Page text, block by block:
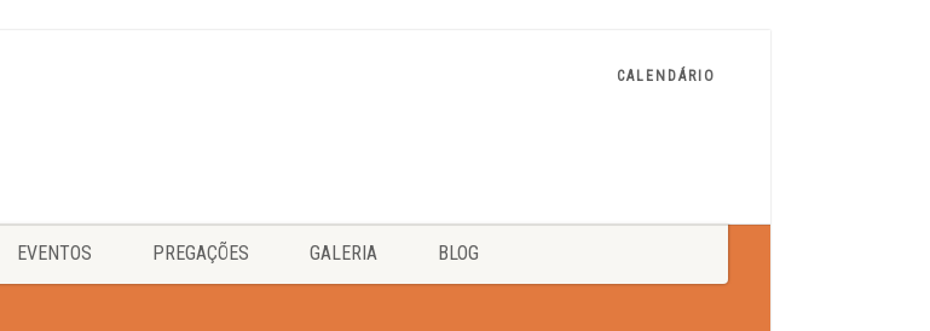
CALENDÁRIO
EVENTOS PREGAÇÕES GALERIA BLOG